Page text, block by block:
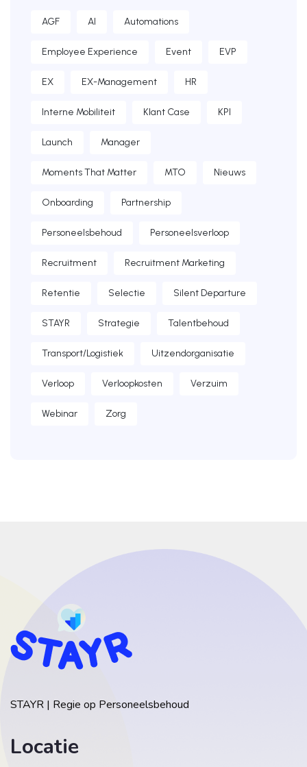
AGF AI Automations
Employee Experience Event EVP
EX EX-Management HR
Interne Mobiliteit Klant Case KPI
Launch Manager
Moments That Matter MTO Nieuws
Onboarding Partnership
Personeelsbehoud Personeelsverloop
Recruitment Recruitment Marketing
Retentie Selectie Silent Departure
STAYR Strategie Talentbehoud
Transport/Logistiek Uitzendorganisatie
Verloop Verloopkosten Verzuim
Webinar Zorg
STAYR | Regie op Personeelsbehoud
Locatie